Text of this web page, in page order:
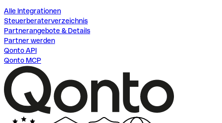
Alle Integrationen
Steuerberaterverzeichnis
Partnerangebote & Details
Partner werden
Qonto API
Qonto MCP